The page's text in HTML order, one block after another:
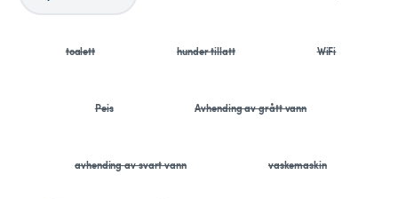
toalett hunder tillatt WiFi
Peis Avhending av grått vann
avhending av svart vann vaskemaskin